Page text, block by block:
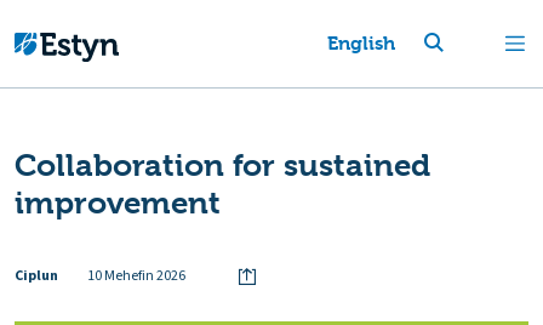
English
Collaboration for sustained
improvement
Ciplun 10 Mehefin 2026